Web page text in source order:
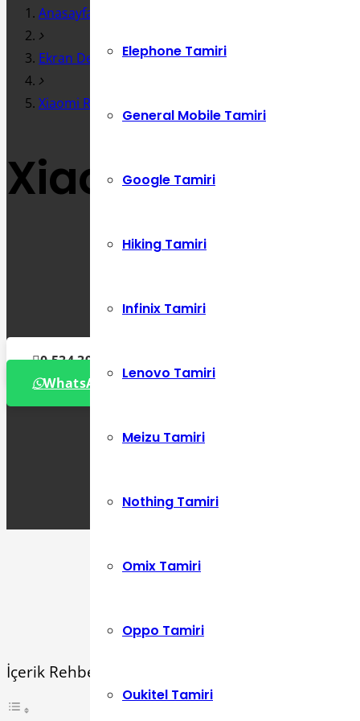
Elephone Tamiri
General Mobile Tamiri
Google Tamiri
Hiking Tamiri
Infinix Tamiri
Lenovo Tamiri
Meizu Tamiri
Nothing Tamiri
Omix Tamiri
Oppo Tamiri
Oukitel Tamiri
Anasayfa
Ekran Değişimi
Xiaomi Redmi 7 Arka Kasa Kapak Değişimi
Xiaomi Redmi
0 534 392 72 86
WhatsApp Destek Hattı
İçerik Rehberi